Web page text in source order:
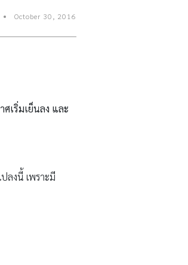
October 30, 2016
เริ่มเย็นลง และ
ลงนี้ เพราะมี